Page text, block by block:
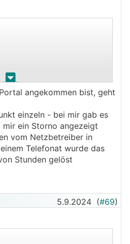
. .
EG heuer fast die
(über alle
ohne Wasser oder
du das gemacht hast?
angekommen bist, geht
einzeln - bei mir gab es
ein Storno angezeigt
vom Netzbetreiber in
Telefonat wurde das
Stunden gelöst
5.9.2024 (#69)